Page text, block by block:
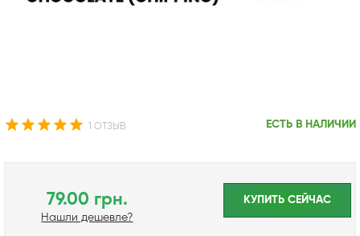
1 ОТЗЫВ ЕСТЬ В НАЛИЧИИ
79.00 грн.
Нашли дешевле?
КУПИТЬ CЕЙЧАС